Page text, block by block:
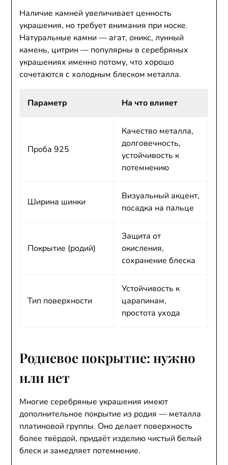
Наличие камней увеличивает ценность
украшения, но требует внимания при носке.
Натуральные камни — агат, оникс, лунный
камень, цитрин — популярны в серебряных
украшениях именно потому, что хорошо
сочетаются с холодным блеском металла.
Параметр На что влияет
Проба 925
Качество металла,
долговечность,
устойчивость к
потемнению
Ширина шинки
Визуальный акцент,
посадка на пальце
Покрытие (родий)
Защита от
окисления,
сохранение блеска
Тип поверхности
Устойчивость к
царапинам,
простота ухода
Родиевое покрытие: нужно
или нет
Многие серебряные украшения имеют
дополнительное покрытие из родия — металла
платиновой группы. Оно делает поверхность
более твёрдой, придаёт изделию чистый белый
блеск и замедляет потемнение.